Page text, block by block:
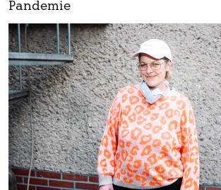
Pandemie